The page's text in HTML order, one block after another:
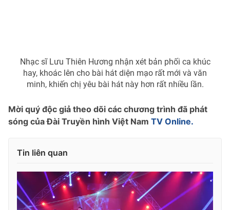
Nhạc sĩ Lưu Thiên Hương nhận xét bản phối ca khúc
hay, khoác lên cho bài hát diện mạo rất mới và văn
minh, khiến chị yêu bài hát này hơn rất nhiều lần.
Mời quý độc giả theo dõi các chương trình đã phát
sóng của Đài Truyền hình Việt Nam TV Online.
Tin liên quan